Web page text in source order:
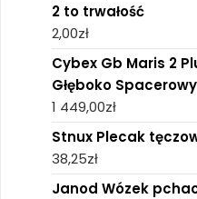
2 to trwałość
2,00zł
Cybex Gb Maris 2
Głęboko Spacerowy
1 449,00zł
Stnux Plecak
38,25zł
Janod Wózek